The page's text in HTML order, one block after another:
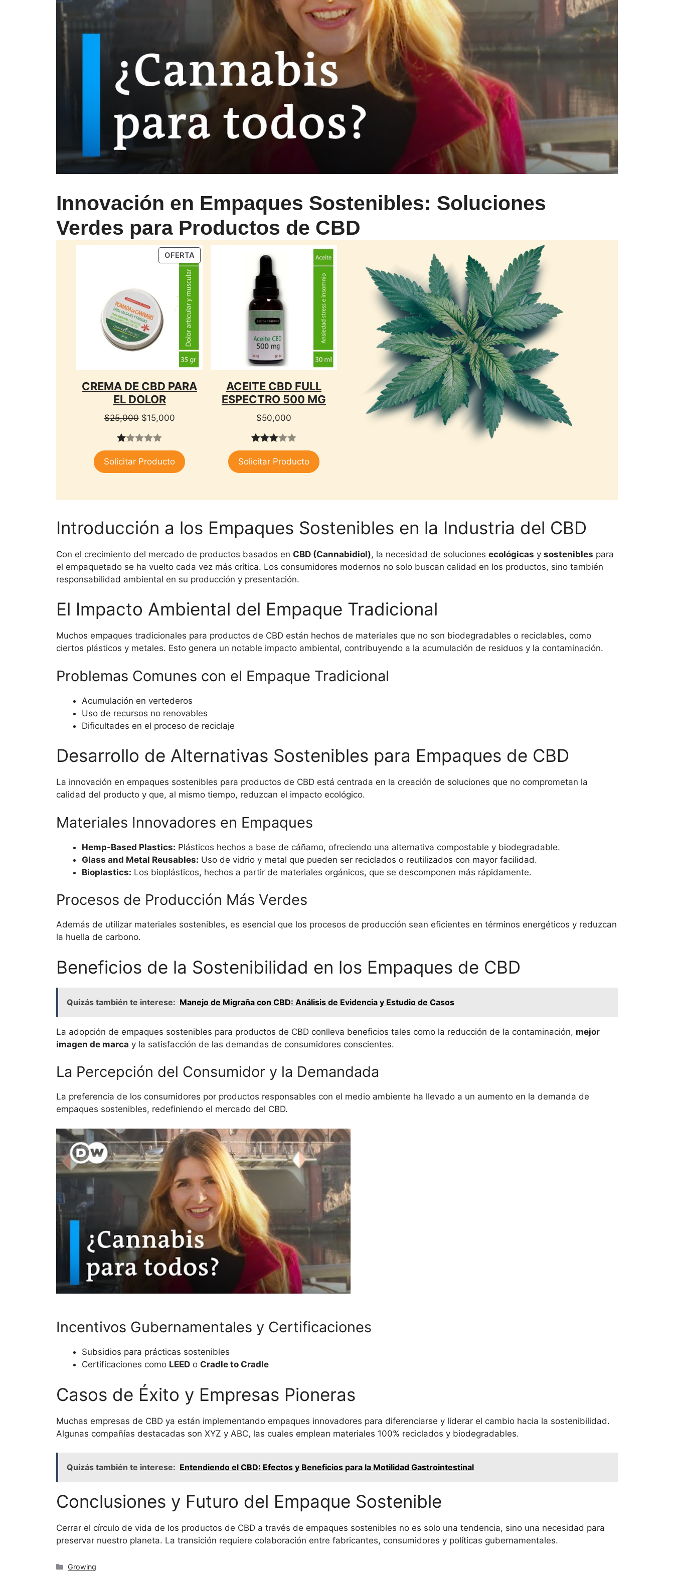
Innovación en Empaques Sostenibles: Soluciones
Verdes para Productos de CBD
OFERTAPRODUCTO
EN
CREMA DE CBD PARA
EL DOLOR
$25,000 El
original
$25,000.
$15,000El
es:
$15,000.
1.
00
Solicitar Producto
ACEITE CBD FULL
ESPECTRO 500 MG
$50,000
3.00
de 5
Solicitar Producto
Introducción a los Empaques Sostenibles en la Industria del CBD
Con el crecimiento del mercado de productos basados en CBD (Cannabidiol), la necesidad de soluciones ecológicas y sostenibles para
el empaquetado se ha vuelto cada vez más crítica. Los consumidores modernos no solo buscan calidad en los productos, sino también
responsabilidad ambiental en su producción y presentación.
El Impacto Ambiental del Empaque Tradicional
Muchos empaques tradicionales para productos de CBD están hechos de materiales que no son biodegradables o reciclables, como
ciertos plásticos y metales. Esto genera un notable impacto ambiental, contribuyendo a la acumulación de residuos y la contaminación.
Problemas Comunes con el Empaque Tradicional
Acumulación en vertederos
Uso de recursos no renovables
Dificultades en el proceso de reciclaje
Desarrollo de Alternativas Sostenibles para Empaques de CBD
La innovación en empaques sostenibles para productos de CBD está centrada en la creación de soluciones que no comprometan la
calidad del producto y que, al mismo tiempo, reduzcan el impacto ecológico.
Materiales Innovadores en Empaques
Hemp-Based Plastics: Plásticos hechos a base de cáñamo, ofreciendo una alternativa compostable y biodegradable.
Glass and Metal Reusables: Uso de vidrio y metal que pueden ser reciclados o reutilizados con mayor facilidad.
Bioplastics: Los bioplásticos, hechos a partir de materiales orgánicos, que se descomponen más rápidamente.
Procesos de Producción Más Verdes
Además de utilizar materiales sostenibles, es esencial que los procesos de producción sean eficientes en términos energéticos y reduzcan
la huella de carbono.
Beneficios de la Sostenibilidad en los Empaques de CBD
Quizás también te interese: Manejo de Migraña con CBD: Análisis de Evidencia y Estudio de Casos
La adopción de empaques sostenibles para productos de CBD conlleva beneficios tales como la reducción de la contaminación, mejor
imagen de marca y la satisfacción de las demandas de consumidores conscientes.
La Percepción del Consumidor y la Demandada
La preferencia de los consumidores por productos responsables con el medio ambiente ha llevado a un aumento en la demanda de
empaques sostenibles, redefiniendo el mercado del CBD.
Incentivos Gubernamentales y Certificaciones
Subsidios para prácticas sostenibles
Certificaciones como LEED o Cradle to Cradle
Casos de Éxito y Empresas Pioneras
Muchas empresas de CBD ya están implementando empaques innovadores para diferenciarse y liderar el cambio hacia la sostenibilidad.
Algunas compañías destacadas son XYZ y ABC, las cuales emplean materiales 100% reciclados y biodegradables.
Quizás también te interese: Entendiendo el CBD: Efectos y Beneficios para la Motilidad Gastrointestinal
Conclusiones y Futuro del Empaque Sostenible
Cerrar el círculo de vida de los productos de CBD a través de empaques sostenibles no es solo una tendencia, sino una necesidad para
preservar nuestro planeta. La transición requiere colaboración entre fabricantes, consumidores y políticas gubernamentales.
Categorías
Growing